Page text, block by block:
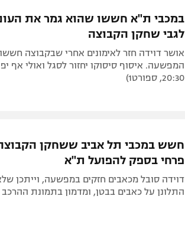
הפועל באר שבע
מכבי נתניה
בני יהודה
במכבי ת"א חששו שהוא גמר את
לגבי שחקן הקבוצה
אושר דוידה חזר לאימונים אחרי שבקבוצה
המפשעה. איסוף סיסוקו יחזור לסגל ואולי אף
20:30, ספורט1)
חשש במכבי תל אביב ששחקן
פרחי בספק להפועל ת"א
דוידה סובל מכאבים חזקים במפשעה, וייתכן
התלונן על כאבים בבטן, ומדמון בתמונת ההרכב